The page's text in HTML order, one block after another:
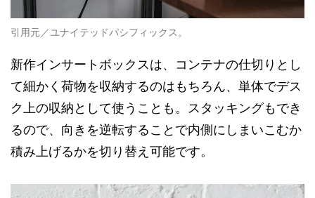
引用元／ユナイテッドパシフィックス。
新作インサートボックスは、コンテナの仕切りとし
て細かく荷物を収納するのはもちろん、単体でデス
ク上の収納として使うことも。スタッキングもでき
るので、向きを逆転することで内側にしまいこむか
積み上げるかを切り替え可能です。